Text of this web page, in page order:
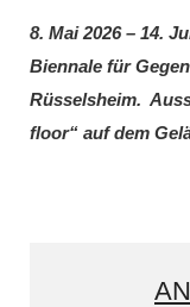
8. Mai 2026 – 14.
Biennale für
Rüsselsheim.
floor“ auf dem